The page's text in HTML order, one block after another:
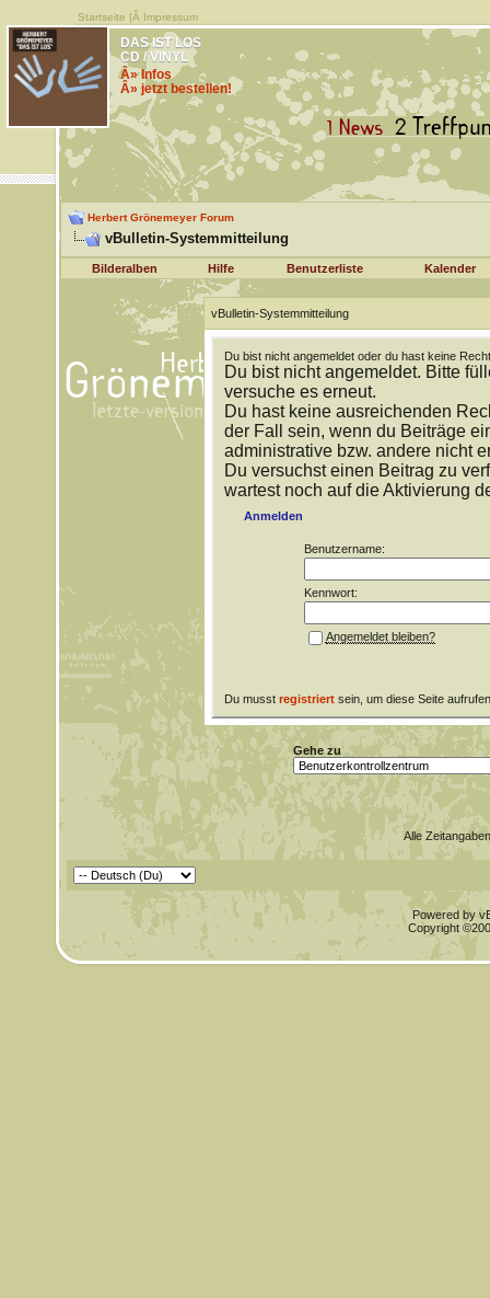
Startseite |Â Impressum
DAS IST LOS
CD / VINYL
Â» Infos
Â» jetzt bestellen!
Herbert Grönemeyer Forum
vBulletin-Systemmitteilung
Bilderalben Hilfe Benutzerliste Kalender
vBulletin-Systemmitteilung
Du bist nicht angemeldet oder du hast keine
Du bist nicht angemeldet. Bitte
versuche es erneut.
Du hast keine ausreichenden
der Fall sein, wenn du Beiträge
administrative bzw. andere nicht
Du versuchst einen Beitrag zu
wartest noch auf die Aktivierung
Anmelden
Benutzername:
Kennwort:
Angemeldet bleiben?
Du musst registriertsein, um diese Seite
Gehe zu
Alle
Powered by
Copyright